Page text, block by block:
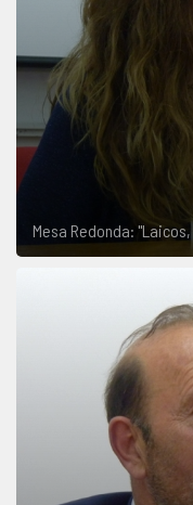
Mesa Redonda: